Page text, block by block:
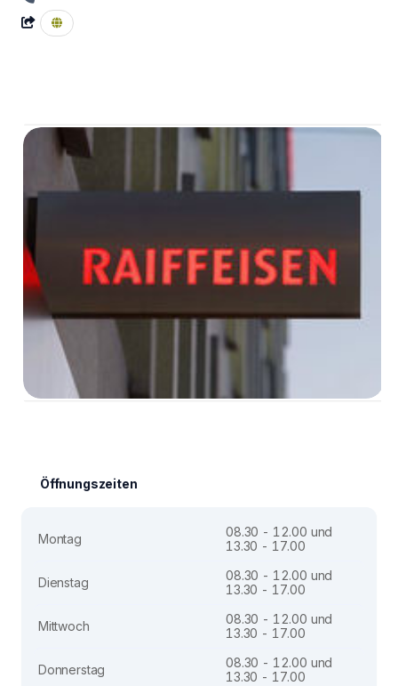
Öffnungszeiten
Montag
08.30 - 12.00 und
13.30 - 17.00
Dienstag
08.30 - 12.00 und
13.30 - 17.00
Mittwoch
08.30 - 12.00 und
13.30 - 17.00
Donnerstag
08.30 - 12.00 und
13.30 - 17.00